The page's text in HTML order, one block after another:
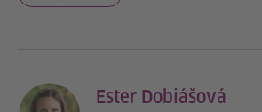
Ester Dobiášová